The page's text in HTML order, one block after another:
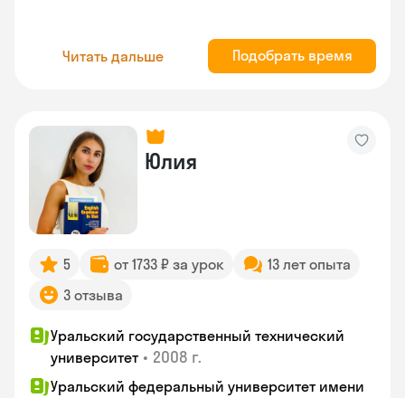
Читать дальше Подобрать время
Юлия
5 от 1733 ₽ за урок
13 лет опыта
3 отзыва
Уральский государственный технический
университет • 2008 г.
Уральский федеральный университет имени